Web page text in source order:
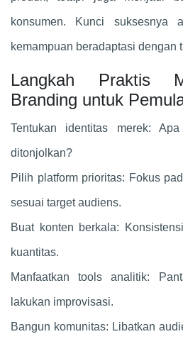
konsumen. Kunci suksesnya
kemampuan beradaptasi dengan
Langkah Praktis
Branding untuk
Tentukan identitas merek:
ditonjolkan?
Pilih platform prioritas: Fokus
sesuai target audiens.
Buat konten berkala:
kuantitas.
Manfaatkan tools analitik:
lakukan improvisasi.
Bangun komunitas: Libatkan